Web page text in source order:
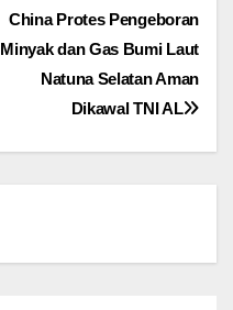
China Protes Pengeboran
Minyak dan Gas Bumi Laut
Natuna Selatan Aman
Dikawal TNI AL